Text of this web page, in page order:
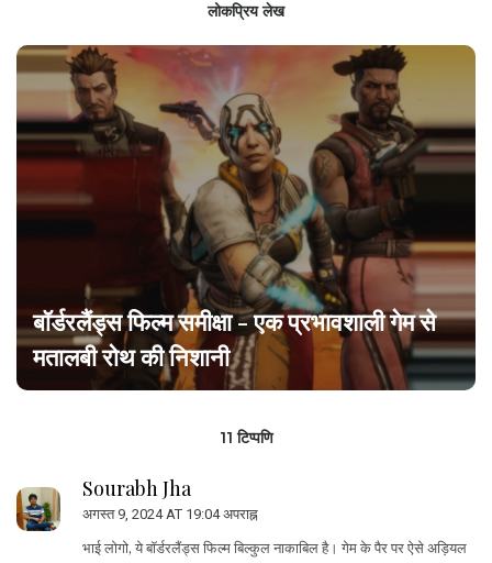
लोकप्रिय लेख
बॉर्डरलैंड्स फिल्म समीक्षा - एक प्रभावशाली गेम से
मतालबी रोथ की निशानी
11 टिप्पणि
Sourabh Jha
अगस्त 9, 2024 AT 19:04 अपराह्न
भाई लोगो, ये बॉर्डरलैंड्स फिल्म बिल्कुल नाकाबिल है। गेम के पैर पर ऐसे अड़ियल